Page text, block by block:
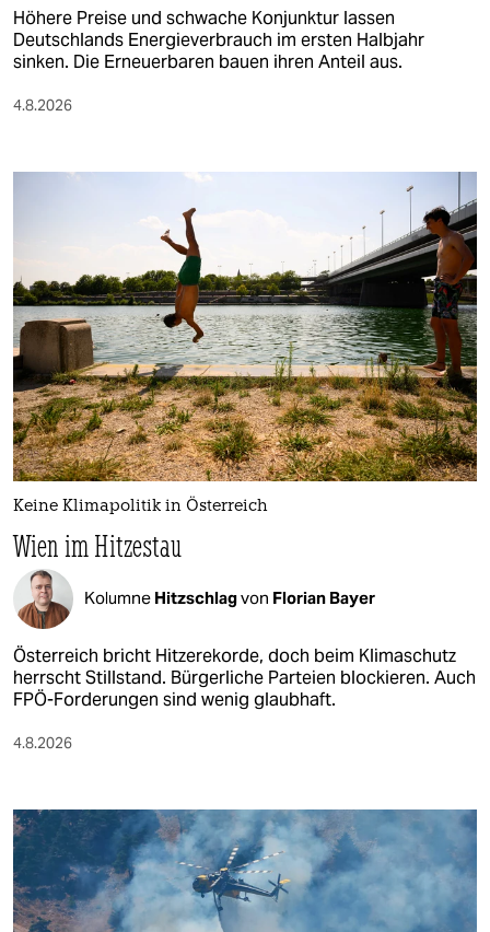
Höhere Preise und schwache Konjunktur lassen
Deutschlands Energieverbrauch im ersten Halbjahr
sinken. Die Erneuerbaren bauen ihren Anteil aus.
4.8.2026
Keine Klimapolitik in Österreich
Wien im Hitzestau
Kolumne Hitzschlagvon Florian Bayer
Österreich bricht Hitzerekorde, doch beim Klimaschutz
herrscht Stillstand. Bürgerliche Parteien blockieren. Auch
FPÖ-Forderungen sind wenig glaubhaft.
4.8.2026